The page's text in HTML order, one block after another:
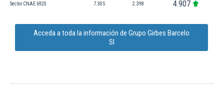
Sector CNAE 6920 7.305 2.398 4.907
Acceda a toda la información de Grupo Girbes Barcelo
Sl